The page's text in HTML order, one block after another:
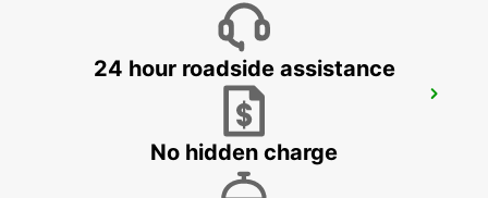
24 hour roadside assistance
No hidden charge